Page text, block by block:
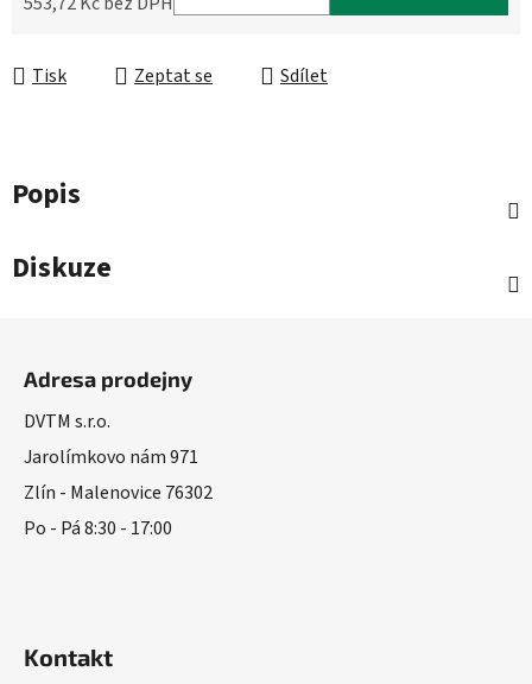
Tisk Zeptat se Sdílet
Popis
Diskuze
Adresa prodejny
DVTM s.r.o.
Jarolímkovo nám 971
Zlín - Malenovice 76302
Po - Pá 8:30 - 17:00
Kontakt